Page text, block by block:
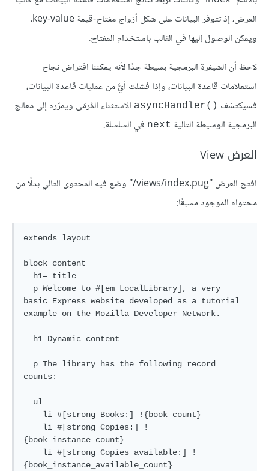
العرض، إذ تتوفر البيانات على شكل أزواج مفتاح-قيمة key-value،
ويمكن الوصول إليها في القالب باستخدام المفتاح.
لاحظ أن الشيفرة البرمجية بسيطة جدًا لأنه يمكننا افتراض نجاح
استعلامات قاعدة البيانات، وإذا فشلت أيٌّ من عمليات قاعدة البيانات،
فسيكتشف asyncHandler()‎ الاستثناء المُرمَى ويمرّره إلى معالج
البرمجية الوسيطة التالية next في السلسلة.
العرض View
افتح العرض "‎/views/index.pug" وضع فيه المحتوى التالي بدلًا من
محتواه الموجود مسبقًا:
extends layout
block content
basic Express website developed as a tutorial
example on the Mozilla Developer Network.
counts:
{book_instance_count}
{book_instance_available_count}